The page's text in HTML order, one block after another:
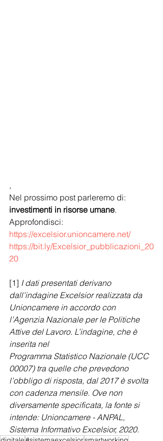
,
Nel prossimo post parleremo di:
investimenti in risorse umane.
Approfondisci:
https://excelsior.unioncamere.net/
https://bit.ly/Excelsior_pubblicazioni_20
20
[1] I dati presentati derivano
dall’indagine Excelsior realizzata da
Unioncamere in accordo con
l’Agenzia Nazionale per le Politiche
Attive del Lavoro. L’indagine, che è
inserita nel
Programma Statistico Nazionale (UCC
00007) tra quelle che prevedono
l’obbligo di risposta, dal 2017 è svolta
con cadenza mensile. Ove non
diversamente specificata, la fonte si
intende: Unioncamere - ANPAL,
Sistema Informativo Excelsior, 2020.